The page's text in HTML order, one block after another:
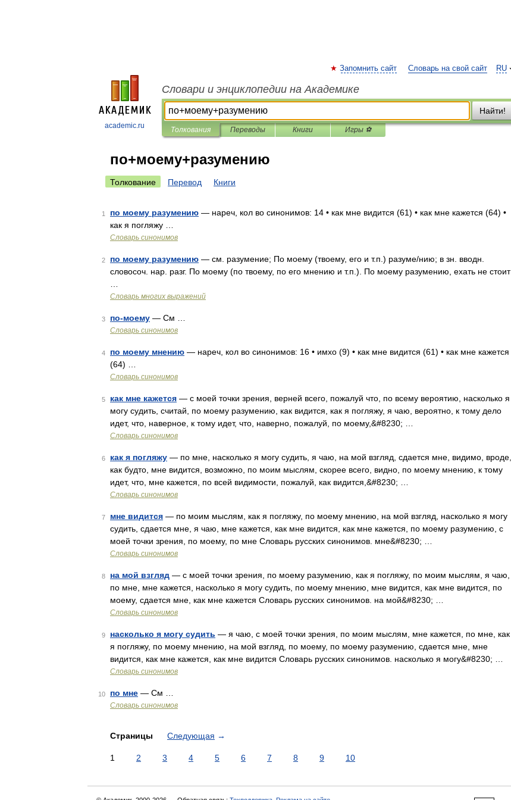
academic.ru
RU
Запомнить сайт Словарь на свой сайт
Словари и энциклопедии на Академике
Найти!
Толкования Переводы Книги Игры ⚽
по+моему+разумению
Толкование Перевод Книги
1 по моему разумению — нареч, кол во синонимов: 14 • как мне видится (61) • как мне кажется (64) •
как я погляжу …
Словарь синонимов
2 по моему разумению — см. разумение; По моему (твоему, его и т.п.) разуме/нию; в зн. вводн.
словосоч. нар. разг. По моему (по твоему, по его мнению и т.п.). По моему разумению, ехать не стоит
Словарь многих выражений
3 по-моему — См …
Словарь синонимов
4 по моему мнению — нареч, кол во синонимов: 16 • имхо (9) • как мне видится (61) • как мне кажется
(64) …
Словарь синонимов
5 как мне кажется — с моей точки зрения, верней всего, пожалуй что, по всему вероятию, насколько я
могу судить, считай, по моему разумению, как видится, как я погляжу, я чаю, вероятно, к тому дело
идет, что, наверное, к тому идет, что, наверно, пожалуй, по моему,&#8230; …
Словарь синонимов
6 как я погляжу — по мне, насколько я могу судить, я чаю, на мой взгляд, сдается мне, видимо, вроде,
как будто, мне видится, возможно, по моим мыслям, скорее всего, видно, по моему мнению, к тому
идет, что, мне кажется, по всей видимости, пожалуй, как видится,&#8230; …
Словарь синонимов
7 мне видится — по моим мыслям, как я погляжу, по моему мнению, на мой взгляд, насколько я могу
судить, сдается мне, я чаю, мне кажется, как мне видится, как мне кажется, по моему разумению, с
моей точки зрения, по моему, по мне Словарь русских синонимов. мне&#8230; …
Словарь синонимов
8 на мой взгляд — с моей точки зрения, по моему разумению, как я погляжу, по моим мыслям, я чаю,
по мне, мне кажется, насколько я могу судить, по моему мнению, мне видится, как мне видится, по
моему, сдается мне, как мне кажется Словарь русских синонимов. на мой&#8230; …
Словарь синонимов
9 насколько я могу судить — я чаю, с моей точки зрения, по моим мыслям, мне кажется, по мне, как
я погляжу, по моему мнению, на мой взгляд, по моему, по моему разумению, сдается мне, мне
видится, как мне кажется, как мне видится Словарь русских синонимов. насколько я могу&#8230; …
Словарь синонимов
10 по мне — См …
Словарь синонимов
Страницы Следующая →
1 2 3 4 5 6 7 8 9 10